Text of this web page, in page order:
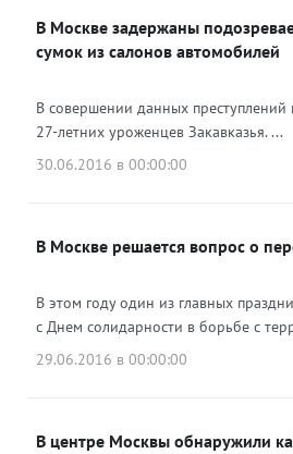
В Москве задержаны
сумок из салонов автомобилей
В совершении данных преступлений
27-летних уроженцев Закавказья. ...
30.06.2016 в 00:00:00
В Москве решается вопрос о
В этом году один из главных
с Днем солидарности в борьбе с
29.06.2016 в 00:00:00
В центре Москвы обнаружили